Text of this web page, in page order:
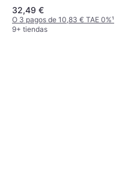
32,49 €
O 3 pagos de 10,83 € TAE 0%¹
9+ tiendas